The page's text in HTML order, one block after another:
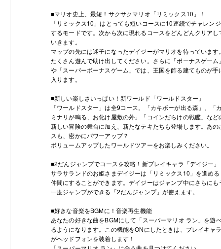
■マリオ史上、最短！サクサクマリオ「リミックス10」！
「リミックス10」はとっても短いコースに10連続でチャレンジ
するモードです。次から次に現れるコースをどんどんクリアし
いきます。
マップの先には迷子になったデイジーがマリオを待っています
たくさん遊んで助け出してください。さらに「ボーナスゲーム
や「スーパーボーナスゲーム」では、王国を飾る建てものが手
入ります。
■新しい楽しさいっぱい！新ワールド「ワールドスター」
「ワールドスター」は全9コース。「カキボーが出る森」、「
ミナリが鳴る、お化け屋敷の外」「コインだらけの戦艦」など
新しい冒険の舞台に加え、新たなテキたちも登場します。あの
スも、密かにパワーアップ？
ボリュームアップしたワールドツアーをお楽しみください。
■2だんジャンプでコースを攻略！新プレイキャラ「デイジー」
サラサランドのお姫さまデイジーは「リミックス10」を進め
仲間にすることができます。デイジーはジャンプ中にさらにも
一度ジャンプができる「2だんジャンプ」が使えます。
■好きな音楽をBGMに！音楽再生機能
あなたの好きな曲をBGMにして「スーパーマリオ ラン」を遊
るようになります。この機能をONにしたときは、プレイキャ
がヘッドフォンを装着します！